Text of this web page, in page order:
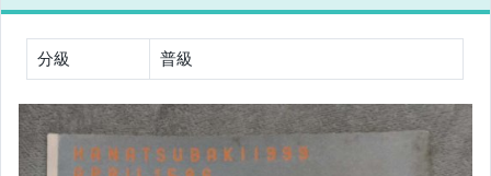
女包精品與女鞋
分級 普級